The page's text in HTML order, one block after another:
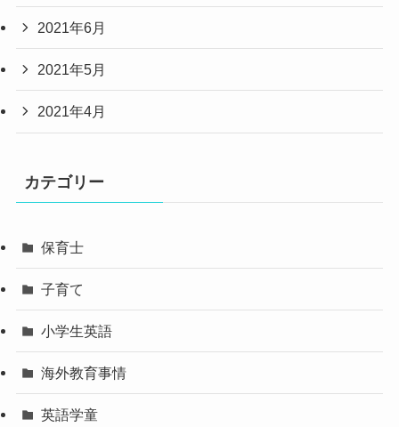
2021年6月
2021年5月
2021年4月
カテゴリー
保育士
子育て
小学生英語
海外教育事情
英語学童